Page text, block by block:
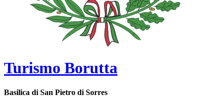
Turismo Borutta
Basilica di San Pietro di Sorres